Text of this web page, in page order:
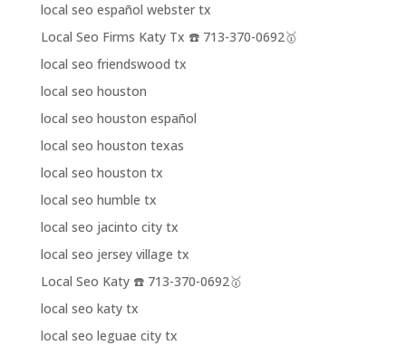
local seo español webster tx
Local Seo Firms Katy Tx ☎️ 713-370-0692🥇
local seo friendswood tx
local seo houston
local seo houston español
local seo houston texas
local seo houston tx
local seo humble tx
local seo jacinto city tx
local seo jersey village tx
Local Seo Katy ☎️ 713-370-0692🥇
local seo katy tx
local seo leguae city tx